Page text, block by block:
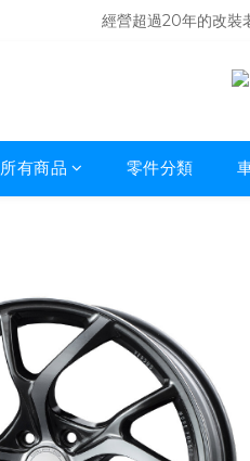
商品庫存變動快速，難免庫存不
經營超過20年的改裝
所有商品 零件分類